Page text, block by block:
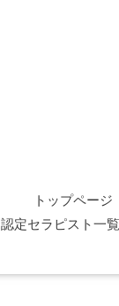
トップページ
認定セラピスト一覧